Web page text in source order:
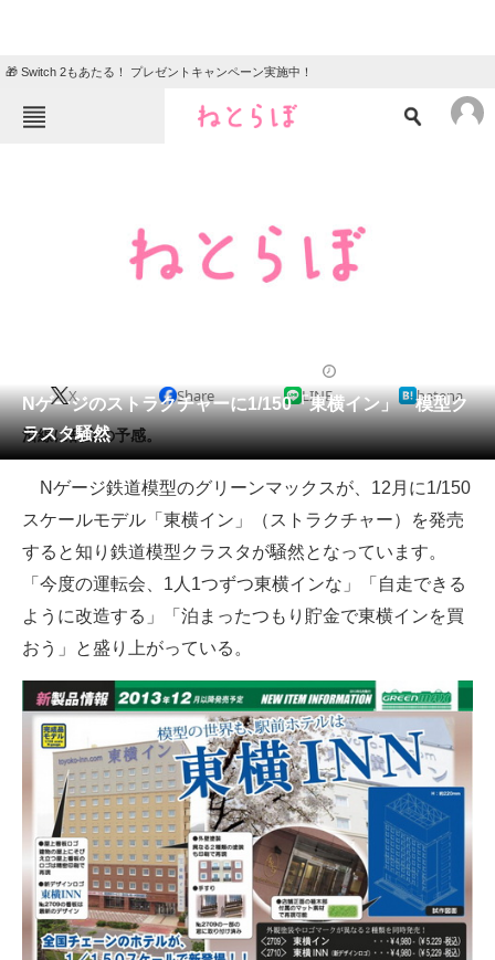
🎁 Switch 2もあたる！ プレゼントキャンペーン実施中！
クイズ
地域
会員記事
メディア
注目記事を集めた総合ページ
ITの今と未来を見通す
スマホと通信の最新トレンド
進化するPCとデバイスの未来
好きが集まる 比べて選べる
ビジネスと働き方のヒント
AI活用のいまが分かる
企業ITのトレンドを詳説
経営リーダーのコミュニティ
マーケ×ITの今がよく分かる
Nゲージのストラクチャーに1/150「東横イン」 模型ク
ラスタ騒然
X Share LINE hatena
沿線に乱立の予感。
Nゲージ鉄道模型のグリーンマックスが、12月に1/150
スケールモデル「東横イン」（ストラクチャー）を発売
すると知り鉄道模型クラスタが騒然となっています。
「今度の運転会、1人1つずつ東横インな」「自走できる
ように改造する」「泊まったつもり貯金で東横インを買
おう」と盛り上がっている。